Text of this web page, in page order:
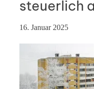
steuerlich
16. Januar 2025